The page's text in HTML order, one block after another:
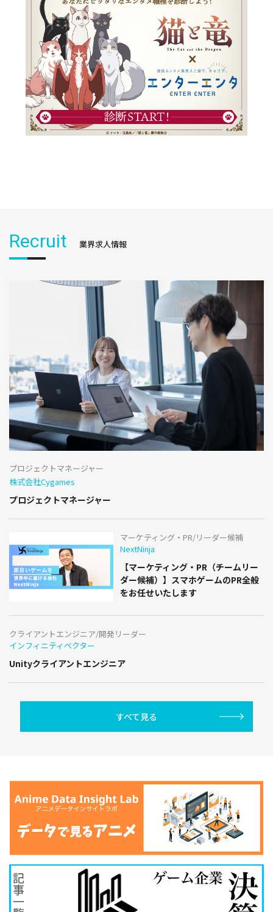
Recruit 業界求人情報
プロジェクトマネージャー
株式会社Cygames
プロジェクトマネージャー
マーケティング・PR/リーダー候補
NextNinja
【マーケティング・PR（チームリー
ダー候補）】スマホゲームのPR全般
をお任せいたします
クライアントエンジニア/開発リーダー
インフィニティベクター
Unityクライアントエンジニア
すべて見る